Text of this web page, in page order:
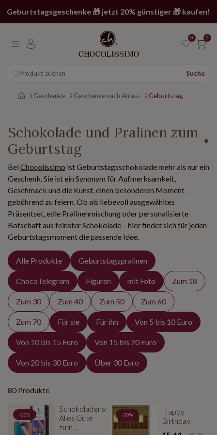
Geburtstagsgeschenke 🎁 jetzt 20% günstiger 🎁 kaufen!
0 0
Produkt suchen Suche
Main page
Geschenke Geschenke nach Anlass Geburtstag
Schokolade und Pralinen zum
Geburtstag
Bei Chocolissimo ist Geburtstagsschokolade mehr als nur ein
Geschenk. Sie ist ein Synonym für Aufmerksamkeit,
Geschmack und die Kunst, einen besonderen Moment
gebührend zu feiern. Ob als liebevoll ausgewähltes
Präsentset, edle Pralinenmischung oder personalisierte
Botschaft aus feinster Schokolade – hier findet sich für jeden
Geburtstagsmoment die passende Idee.
Alle Produkte Geburtstagspralinen
ChocoTelegram Figuren mit Foto Zum 18
Zum 30 Zum 40 Zum 50 Zum 60
Zum 70 Für sie Für ihn Von 5 bis 10 Euro
Von 10 bis 15 Euro Von 15 bis 20 Euro
Von 20 bis 30 Euro Über 30 Euro
80 Produkte
-20%
Schokoladensmartphone
Alles Gute
zum
-20%
Happy
Birthday